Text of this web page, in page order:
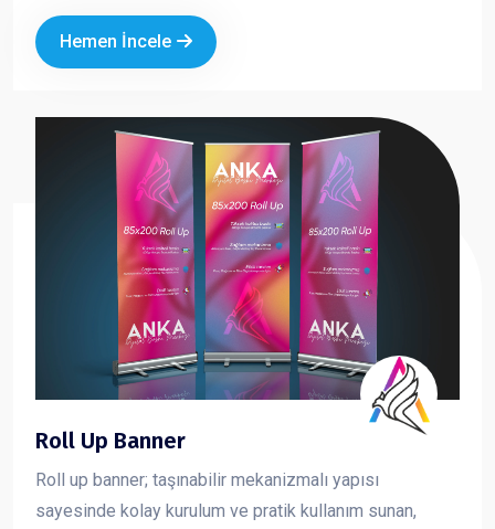
bulunan baskının net şekilde görünmesini sağlayarak
tanıtım materyallerinizin daha profesyonel durmasını
müşteriye güven veren bir sunum yapmak için en çok
tercih edilen masaüstü tanıtım ürünlerinden biridir.
Hemen İncele
Roll Up Banner
Roll up banner; taşınabilir mekanizmalı yapısı
sayesinde kolay kurulum ve pratik kullanım sunan,